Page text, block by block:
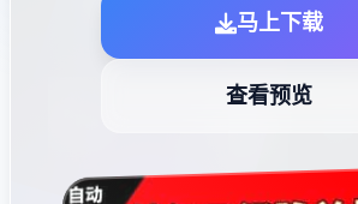
马上下载
查看预览